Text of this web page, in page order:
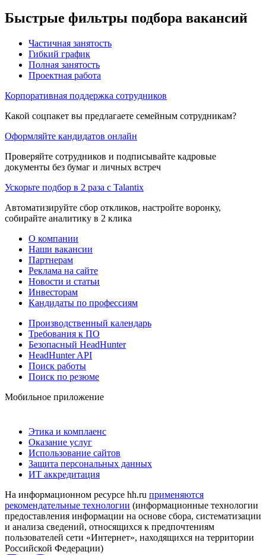
Быстрые фильтры подбора вакансий
Частичная занятость
Гибкий график
Полная занятость
Проектная работа
Корпоративная поддержка сотрудников
Какой соцпакет вы предлагаете семейным сотрудникам?
Оформляйте кандидатов онлайн
Проверяйте сотрудников и подписывайте кадровые
документы без бумаг и личных встреч
Ускорьте подбор в 2 раза с Talantix
Автоматизируйте сбор откликов, настройте воронку,
собирайте аналитику в 2 клика
О компании
Наши вакансии
Партнерам
Реклама на сайте
Новости и статьи
Инвесторам
Кандидаты по профессиям
Производственный календарь
Требования к ПО
Безопасный HeadHunter
HeadHunter API
Поиск работы
Поиск по резюме
Мобильное приложение
Этика и комплаенс
Оказание услуг
Использование сайтов
Защита персональных данных
ИТ аккредитация
На информационном ресурсе hh.ru применяются
рекомендательные технологии (информационные технологии
предоставления информации на основе сбора, систематизации
и анализа сведений, относящихся к предпочтениям
пользователей сети «Интернет», находящихся на территории
Российской Федерации)